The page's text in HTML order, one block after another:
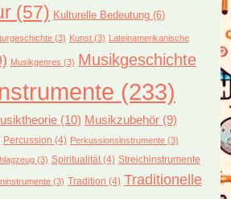
(57) Kulturelle Bedeutung(6)
(3) Kunst(3) Lateinamerikanische
Musikgenres (3) Musikgeschichte
(233)
(10) Musikzubehör(9)
Percussion (4) Perkussionsinstrumente(3)
(3) Spiritualität(4) Streichinstrumente
(3) Tradition (4) Traditionelle